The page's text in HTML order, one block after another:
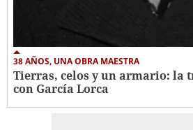
38 AÑOS, UNA OBRA MAESTRA
Tierras, celos y un armario: la
con García Lorca